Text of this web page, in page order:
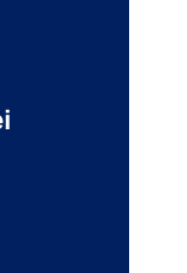
O
Care